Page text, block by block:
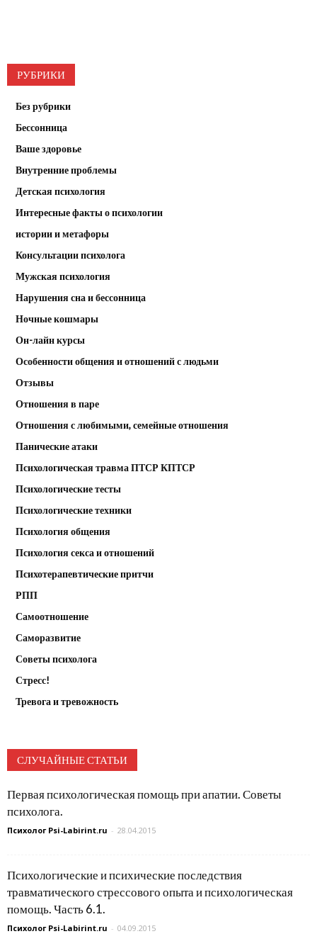
РУБРИКИ
Без рубрики
Бессонница
Ваше здоровье
Внутренние проблемы
Детская психология
Интересные факты о психологии
истории и метафоры
Консультации психолога
Мужская психология
Нарушения сна и бессонница
Ночные кошмары
Он-лайн курсы
Особенности общения и отношений с людьми
Отзывы
Отношения в паре
Отношения с любимыми, семейные отношения
Панические атаки
Психологическая травма ПТСР КПТСР
Психологические тесты
Психологические техники
Психология общения
Психология секса и отношений
Психотерапевтические притчи
РПП
Самоотношение
Саморазвитие
Советы психолога
Стресс!
Тревога и тревожность
СЛУЧАЙНЫЕ СТАТЬИ
Первая психологическая помощь при апатии. Советы
психолога.
Психолог Psi-Labirint.ru - 28.04.2015
Психологические и психические последствия
травматического стрессового опыта и психологическая
помощь. Часть 6.1.
Психолог Psi-Labirint.ru - 04.09.2015